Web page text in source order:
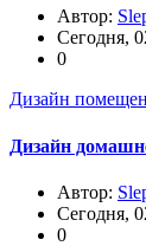
Автор:
Сегодня,
0
Дизайн
Дизайн
Автор:
Сегодня,
0